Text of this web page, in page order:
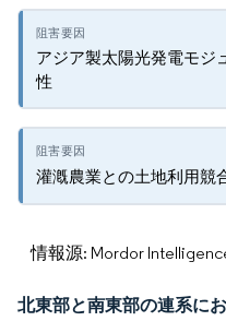
アジア製太陽光発電モジ
性
灌漑農業との土地利用競
情報源: Mordor
北東部と南東部の連系に